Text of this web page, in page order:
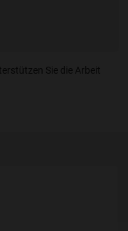
Sie die Arbeit